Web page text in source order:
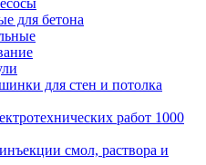
для бетона
для стен и потолка
работ 1000
смол, раствора и